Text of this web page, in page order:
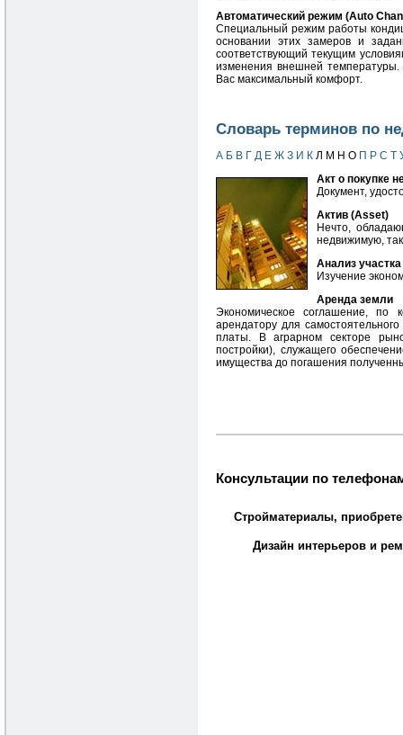
Автоматический режим (Auto
Специальный режим работы
основании этих замеров и
соответствующий текущим
изменения внешней температуры.
Вас максимальный комфорт.
Словарь терминов по
А Б В Г Д Е Ж З И К Л М Н О П Р С Т
Акт о покупке
Документ,
Актив (Asset)
Нечто,
недвижимую,
Анализ
Изучение
Аренда земли
Экономическое соглашение, по
арендатору для
платы. В аграрном секторе
постройки), служащего
имущества до погашения
Консультации по
Стройматериалы,
Дизайн интерьеров и